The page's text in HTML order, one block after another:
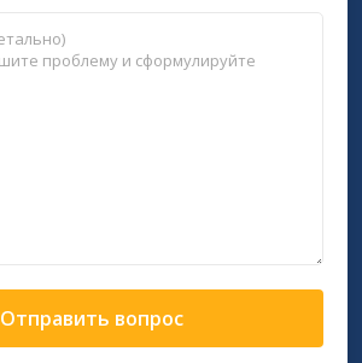
Отправить вопрос